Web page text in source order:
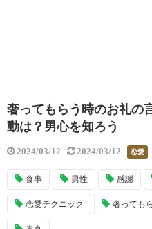
奢ってもらう時のお礼の
動は？男心を知ろう
2024/03/12 2024/03/12 恋愛
食事 男性 感謝
恋愛テクニック 奢っても